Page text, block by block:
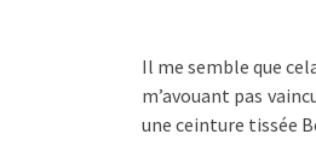
Il me semble que
m’avouant pas
une ceinture tissée